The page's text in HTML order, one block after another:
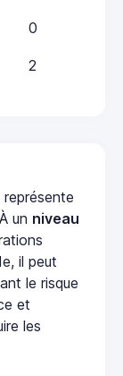
0
2
un niveau
il peut
le risque
et
les